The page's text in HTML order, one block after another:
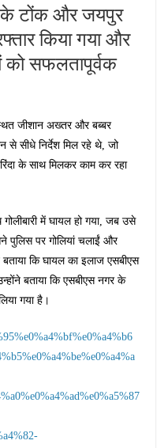
के टोंक और जयपुर
किया गया और
को सफलतापूर्वक
जीशान अख्तर और बब्बर
सीधे निर्देश मिल रहे थे, जो
के साथ मिलकर काम कर रहा
में घायल हो गया, जब उसे
पुलिस पर गोलियां चलाईं और
बताया कि घायल का इलाज एसबीएस
बताया कि एसबीएस नगर के
गया है।